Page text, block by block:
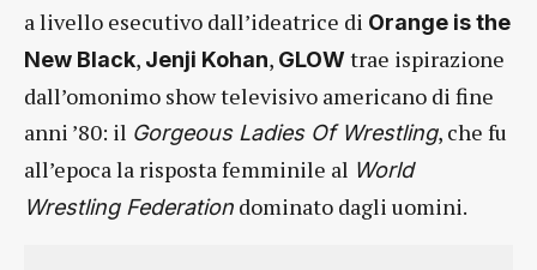
a livello esecutivo dall’ideatrice di Orange is the
New Black, Jenji Kohan, GLOWtrae ispirazione
dall’omonimo show televisivo americano di fine
anni ’80: il Gorgeous Ladies Of Wrestling, che fu
all’epoca la risposta femminile al World
Wrestling Federation dominato dagli uomini.